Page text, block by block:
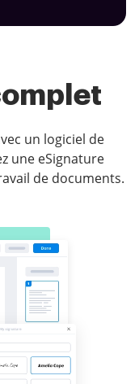
un logiciel de
une eSignature
de documents.